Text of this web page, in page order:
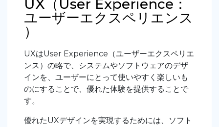
UX（User Experience：
ユーザーエクスペリエンス
）
UXはUser Experience（ユーザーエクスペリエ
ンス）の略で、システムやソフトウェアのデザ
インを、ユーザーにとって使いやすく楽しいも
のにすることで、優れた体験を提供することで
す。
優れたUXデザインを実現するためには、ソフト